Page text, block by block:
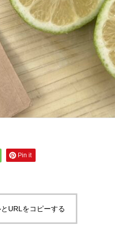
Pin it
URLをコピーする